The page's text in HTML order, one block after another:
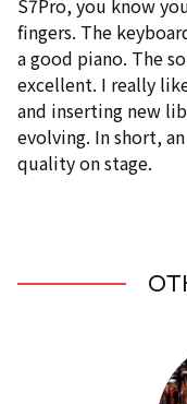
S7Pro, you know
fingers. The
a good piano. The
excellent. I really
and inserting new
evolving. In short,
quality on stage.